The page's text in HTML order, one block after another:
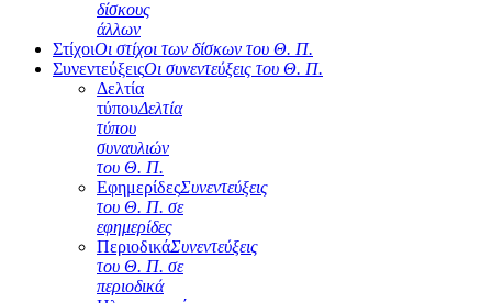
δίσκους
άλλων
ΣτίχοιΟι στίχοι των δίσκων του Θ. Π.
ΣυνεντεύξειςΟι συνεντεύξεις του Θ. Π.
Δελτία
τύπουΔελτία
τύπου
συναυλιών
του Θ. Π.
ΕφημερίδεςΣυνεντεύξεις
του Θ. Π. σε
εφημερίδες
ΠεριοδικάΣυνεντεύξεις
του Θ. Π. σε
περιοδικά